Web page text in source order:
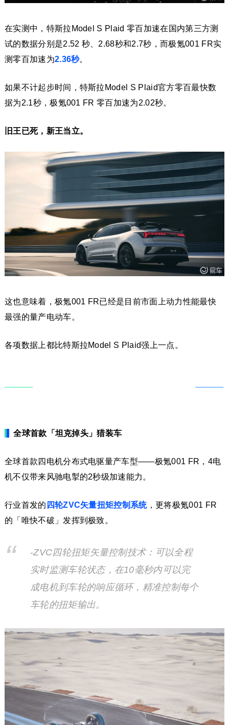
在实测中，特斯拉Model S Plaid 零百加速在国内第三方测
试的数据分别是2.52 秒、2.68秒和2.7秒，而极氪001 FR实
测零百加速为2.36秒。
如果不计起步时间，特斯拉Model S Plaid官方零百最快数
据为2.1秒，极氪001 FR 零百加速为2.02秒。
旧王已死，新王当立。
这也意味着，极氪001 FR已经是目前市面上动力性能最快
最强的量产电动车。
各项数据上都比特斯拉Model S Plaid强上一点。
全球首款「坦克掉头」猎装车
全球首款四电机分布式电驱量产车型——极氪001 FR，4电
机不仅带来风驰电掣的2秒级加速能力。
行业首发的 四轮ZVC矢量扭矩控制系统，更将极氪001 FR
的「唯快不破」发挥到极致。
-ZVC四轮扭矩矢量控制技术：可以全程
实时监测车轮状态，在10毫秒内可以完
成电机到车轮的响应循环，精准控制每个
车轮的扭矩输出。